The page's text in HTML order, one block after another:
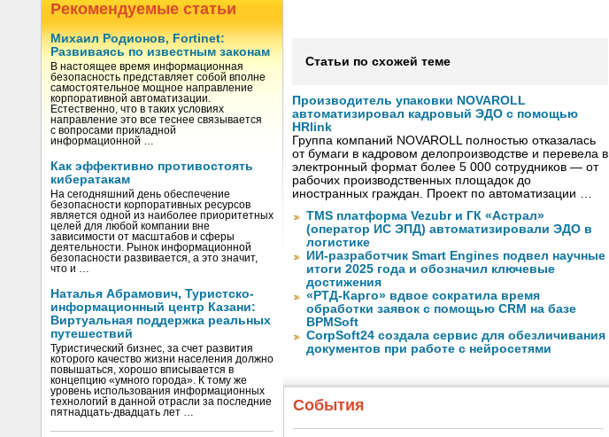
Рекомендуемые статьи
Михаил Родионов, Fortinet:
Развиваясь по известным законам
В настоящее время информационная
безопасность представляет собой вполне
самостоятельное мощное направление
корпоративной автоматизации.
Естественно, что в таких условиях
направление это все теснее связывается
с вопросами прикладной
информационной …
Как эффективно противостоять
кибератакам
На сегодняшний день обеспечение
безопасности корпоративных ресурсов
является одной из наиболее приоритетных
целей для любой компании вне
зависимости от масштабов и сферы
деятельности. Рынок информационной
безопасности развивается, а это значит,
что и …
Наталья Абрамович, Туристско-
информационный центр Казани:
Виртуальная поддержка реальных
путешествий
Туристический бизнес, за счет развития
которого качество жизни населения должно
повышаться, хорошо вписывается в
концепцию «умного города». К тому же
уровень использования информационных
технологий в данной отрасли за последние
пятнадцать-двадцать лет …
Статьи по схожей теме
Производитель упаковки NOVAROLL
автоматизировал кадровый ЭДО с помощью
HRlink
Группа компаний NOVAROLL полностью отказалась
от бумаги в кадровом делопроизводстве и перевела в
электронный формат более 5 000 сотрудников — от
рабочих производственных площадок до
иностранных граждан. Проект по автоматизации …
TMS платформа Vezubr и ГК «Астрал»
(оператор ИС ЭПД) автоматизировали ЭДО в
логистике
ИИ-разработчик Smart Engines подвел научные
итоги 2025 года и обозначил ключевые
достижения
«РТД-Карго» вдвое сократила время
обработки заявок с помощью CRM на базе
BPMSoft
CorpSoft24 создала сервис для обезличивания
документов при работе с нейросетями
События